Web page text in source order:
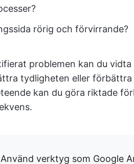
rörig och förvirrande?
problemen kan du
tydligheten eller
kan du göra riktade
Använd verktyg som Google